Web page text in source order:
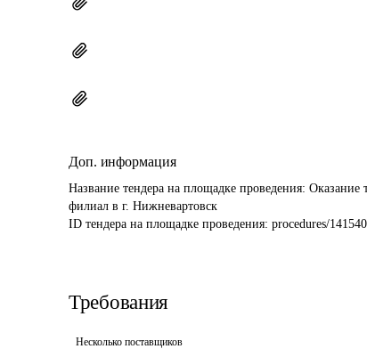
Доп. информация
Название тендера на площадке проведения: Оказание
филиал в г. Нижневартовск
ID тендера на площадке проведения: procedures/
Требования
Несколько поставщиков